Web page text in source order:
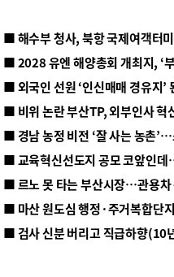
■ 해수부 청사, 북항 국제여객터
■ 2028 유엔 해양총회 개최지, ‘
■ 외국인 선원 ‘인신매매 경유지
■ 비위 논란 부산TP, 외부인사 혁
■ 르노 못 타는 부산시장…관용차
■ 마산 원도심 행정·주거복합단